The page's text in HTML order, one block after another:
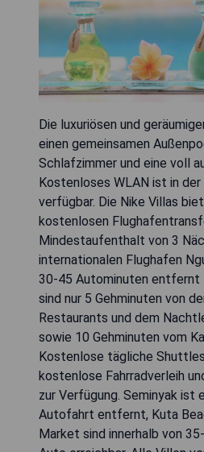
Die luxuriösen und
einen gemeinsamen
Schlafzimmer und eine voll
Kostenloses WLAN ist in
verfügbar. Die Nike Villas
kostenlosen
Mindestaufenthalt von 3
internationalen Flughafen
30-45 Autominuten entfernt
sind nur 5 Gehminuten von
Restaurants und dem
sowie 10 Gehminuten vom
Kostenlose tägliche
kostenlose Fahrradverleih
zur Verfügung. Seminyak ist
Autofahrt entfernt, Kuta
Market sind innerhalb von